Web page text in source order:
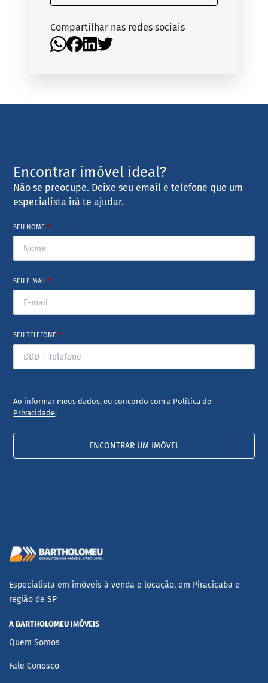
Compartilhar nas redes sociais
Encontrar imóvel ideal?
Não se preocupe. Deixe seu email e telefone que um
especialista irá te ajudar.
SEU NOME*
SEU E-MAIL*
SEU TELEFONE*
Ao informar meus dados, eu concordo com a Política de
Privacidade.
ENCONTRAR UM IMÓVEL
Especialista em imóveis à venda e locação, em Piracicaba e
região de SP
A BARTHOLOMEU IMÓVEIS
Quem Somos
Fale Conosco